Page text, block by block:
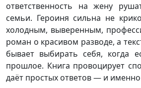
ответственность на жену
семьи. Героиня сильна не
холодным, выверенным,
роман о красивом разводе, а
бывает выбирать себя, когда
прошлое. Книга провоцирует
даёт простых ответов — и